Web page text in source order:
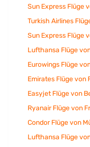
Sun Express Flüge
Turkish Airlines
Sun Express Flüge
Lufthansa Flüge
Eurowings Flüge
Emirates Flüge von
Easyjet Flüge von
Ryanair Flüge von
Condor Flüge von
Lufthansa Flüge